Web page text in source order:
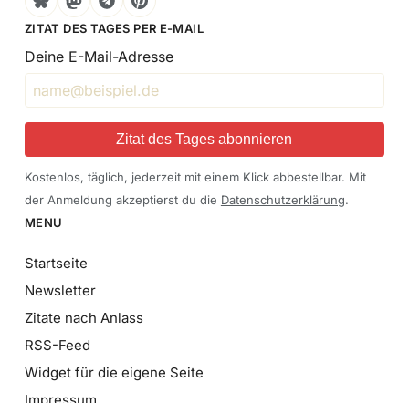
BlueskyMastodon
TelegramPinterest
ZITAT DES TAGES PER E-MAIL
Deine E-Mail-Adresse
Zitat des Tages abonnieren
Kostenlos, täglich, jederzeit mit einem Klick abbestellbar. Mit
der Anmeldung akzeptierst du die Datenschutzerklärung.
MENU
Startseite
Newsletter
Zitate nach Anlass
RSS-Feed
Widget für die eigene Seite